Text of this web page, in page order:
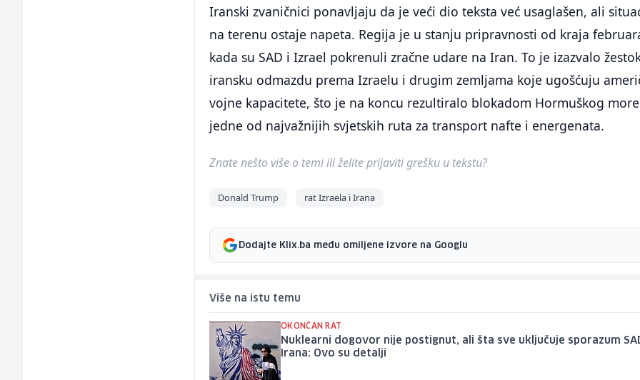
Iranski zvaničnici ponavljaju da je veći dio teksta već usaglašen, ali
na terenu ostaje napeta. Regija je u stanju pripravnosti od kraja
kada su SAD i Izrael pokrenuli zračne udare na Iran. To je izazvalo
iransku odmazdu prema Izraelu i drugim zemljama koje ugošćuju
vojne kapacitete, što je na koncu rezultiralo blokadom Hormuškog
jedne od najvažnijih svjetskih ruta za transport nafte i energenata.
Znate nešto više o temi ili želite prijaviti grešku u tekstu?
Donald Trump rat Izraela i Irana
Dodajte Klix.ba među omiljene izvore na Googlu
Više na istu temu
OKONČAN RAT
Nuklearni dogovor nije postignut, ali šta sve uključuje sporazum
Irana: Ovo su detalji